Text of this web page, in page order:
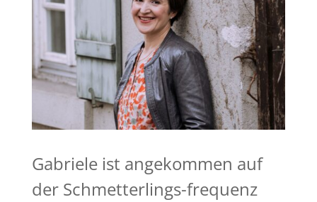
Gabriele ist angekommen auf
der Schmetterlings-frequenz